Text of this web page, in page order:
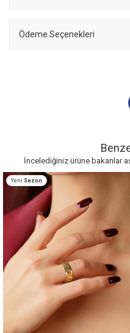
Ödeme Seçenekleri
İncelediğiniz ürüne bakanlar
Yeni Sezon